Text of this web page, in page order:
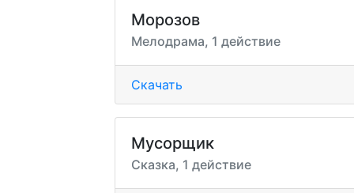
Морозов
Мелодрама, 1 действие
Скачать
Мусорщик
Сказка, 1 действие